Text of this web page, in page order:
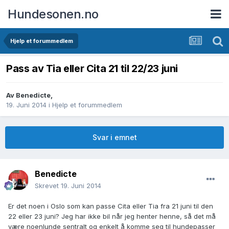
Hundesonen.no
Hjelp et forummedlem
Pass av Tia eller Cita 21 til 22/23 juni
Av Benedicte,
19. Juni 2014 i Hjelp et forummedlem
Svar i emnet
Benedicte
Skrevet 19. Juni 2014
Er det noen i Oslo som kan passe Cita eller Tia fra 21 juni til den
22 eller 23 juni? Jeg har ikke bil når jeg henter henne, så det må
være noenlunde sentralt og enkelt å komme seg til hundepasser